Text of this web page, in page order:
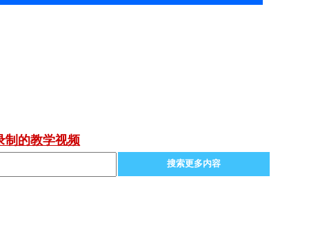
制的教学视频
搜索更多内容